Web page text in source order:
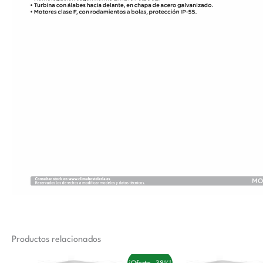
Productos relacionados
El
El